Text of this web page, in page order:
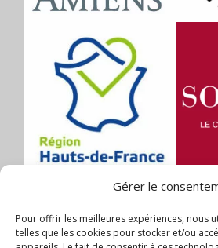
Gérer le
Pour offrir les meilleures expériences, nous
telles que les cookies pour stocker et/ou